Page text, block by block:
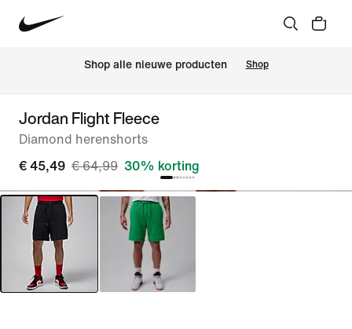
Shop alle nieuwe producten Shop
Jordan Flight Fleece
Diamond herenshorts
€ 45,49 € 64,99 30% korting